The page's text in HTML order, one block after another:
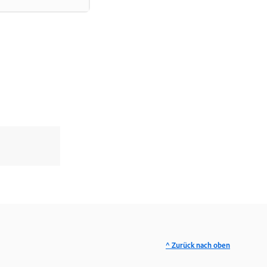
^ Zurück nach oben